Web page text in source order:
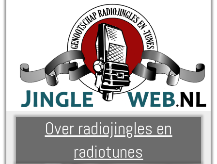
Over radiojingles en
radiotunes